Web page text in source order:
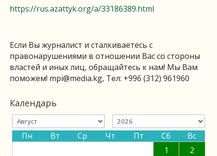
https://rus.azattyk.org/a/33186389.html
Если Вы журналист и сталкиваетесь с
правонарушениями в отношении Вас со стороны
властей и иных лиц, обращайтесь к нам! Мы Вам
поможем! mpi@media.kg, Тел: +996 (312) 961960
Календарь
Пн Вт Ср Чт Пт Сб
Вс
1
2